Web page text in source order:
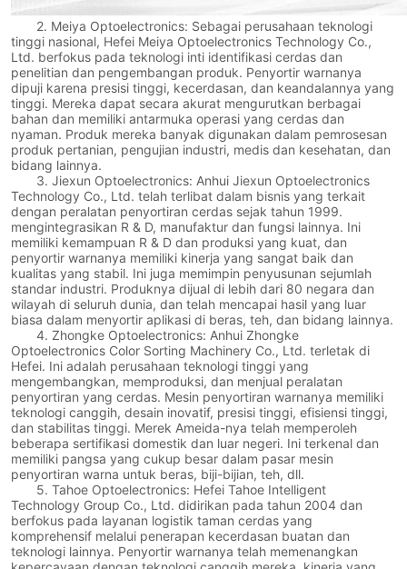
2. Meiya Optoelectronics: Sebagai perusahaan teknologi
tinggi nasional, Hefei Meiya Optoelectronics Technology Co.,
Ltd. berfokus pada teknologi inti identifikasi cerdas dan
penelitian dan pengembangan produk. Penyortir warnanya
dipuji karena presisi tinggi, kecerdasan, dan keandalannya yang
tinggi. Mereka dapat secara akurat mengurutkan berbagai
bahan dan memiliki antarmuka operasi yang cerdas dan
nyaman. Produk mereka banyak digunakan dalam pemrosesan
produk pertanian, pengujian industri, medis dan kesehatan, dan
bidang lainnya.
3. Jiexun Optoelectronics: Anhui Jiexun Optoelectronics
Technology Co., Ltd. telah terlibat dalam bisnis yang terkait
dengan peralatan penyortiran cerdas sejak tahun 1999.
mengintegrasikan R & D, manufaktur dan fungsi lainnya. Ini
memiliki kemampuan R & D dan produksi yang kuat, dan
penyortir warnanya memiliki kinerja yang sangat baik dan
kualitas yang stabil. Ini juga memimpin penyusunan sejumlah
standar industri. Produknya dijual di lebih dari 80 negara dan
wilayah di seluruh dunia, dan telah mencapai hasil yang luar
biasa dalam menyortir aplikasi di beras, teh, dan bidang lainnya.
4. Zhongke Optoelectronics: Anhui Zhongke
Optoelectronics Color Sorting Machinery Co., Ltd. terletak di
Hefei. Ini adalah perusahaan teknologi tinggi yang
mengembangkan, memproduksi, dan menjual peralatan
penyortiran yang cerdas. Mesin penyortiran warnanya memiliki
teknologi canggih, desain inovatif, presisi tinggi, efisiensi tinggi,
dan stabilitas tinggi. Merek Ameida-nya telah memperoleh
beberapa sertifikasi domestik dan luar negeri. Ini terkenal dan
memiliki pangsa yang cukup besar dalam pasar mesin
penyortiran warna untuk beras, biji-bijian, teh, dll.
5. Tahoe Optoelectronics: Hefei Tahoe Intelligent
Technology Group Co., Ltd. didirikan pada tahun 2004 dan
berfokus pada layanan logistik taman cerdas yang
komprehensif melalui penerapan kecerdasan buatan dan
teknologi lainnya. Penyortir warnanya telah memenangkan